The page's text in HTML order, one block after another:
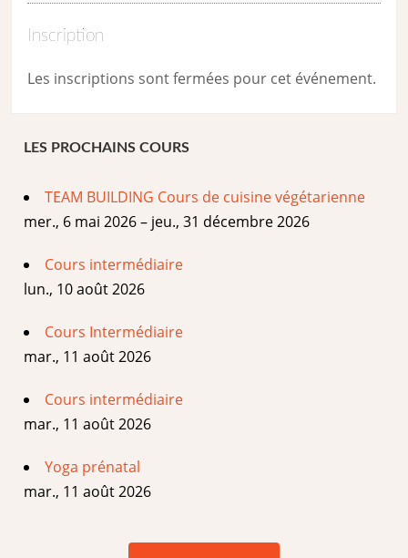
Inscription
Les inscriptions sont fermées pour cet événement.
LES PROCHAINS COURS
TEAM BUILDING Cours de cuisine végétarienne
mer., 6 mai 2026 – jeu., 31 décembre 2026
Cours intermédiaire
lun., 10 août 2026
Cours Intermédiaire
mar., 11 août 2026
Cours intermédiaire
mar., 11 août 2026
Yoga prénatal
mar., 11 août 2026